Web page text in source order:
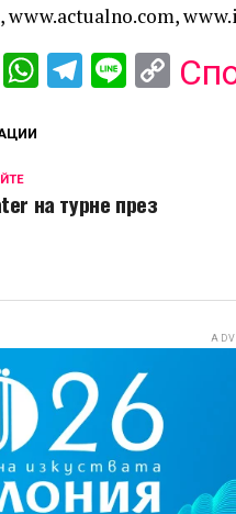
ViberWhatsApp
Telegram
Line
на турне през